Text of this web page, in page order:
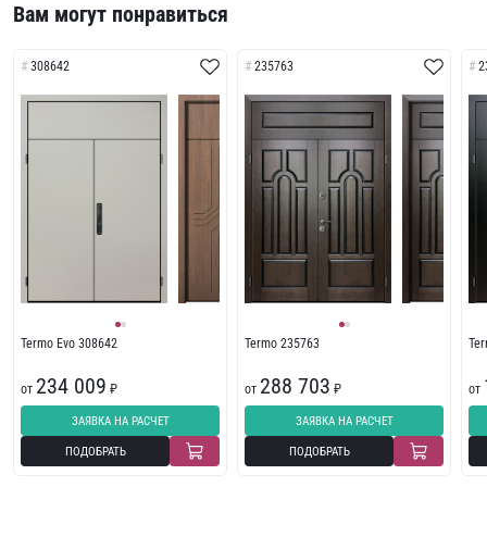
Вам могут понравиться
308642
Termo Evo 308642
от 234 009 ₽
ЗАЯВКА НА РАСЧЕТ
ПОДОБРАТЬ
235763
Termo 235763
от 288 703 ₽
ЗАЯВКА НА РАСЧЕТ
ПОДОБРАТЬ
от